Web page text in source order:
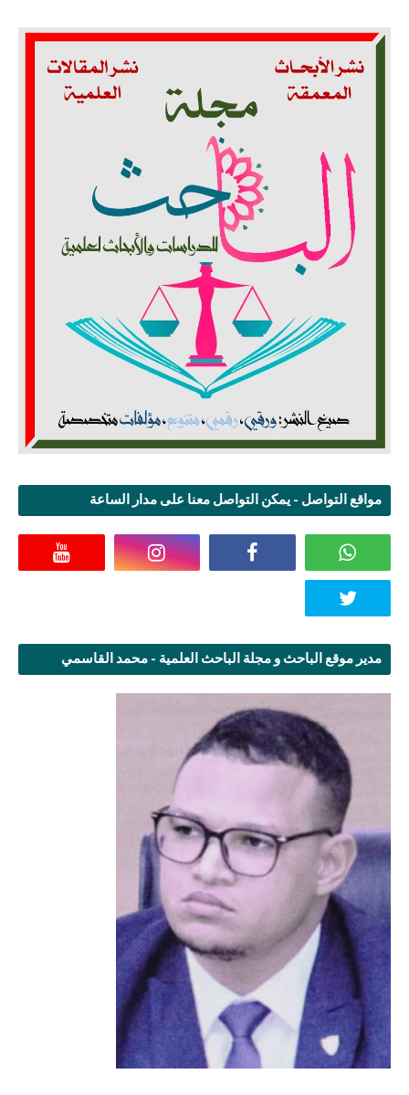
مواقع التواصل - يمكن التواصل معنا على مدار الساعة
مدير موقع الباحث و مجلة الباحث العلمية - محمد القاسمي